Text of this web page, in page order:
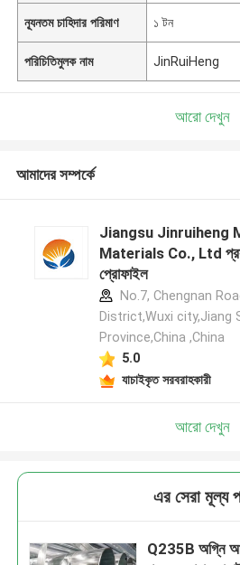
ন্যূনতম চাহিদার পরিমাণ ১ টন
পরিচিতিমুলক নাম JinRuiHeng
আরো দেখুন
আমাদের সম্পর্কে
Jiangsu Jinruiheng
Materials Co., Ltd
প্রোফাইল
No.7, Chengnan
District,Wuxi city,Jiang
Province,China ,China
5.0
যাচাইকৃত সরবরাহকারী
আরো দেখুন
এর সেরা মূল্য
Q235B অগ্নি